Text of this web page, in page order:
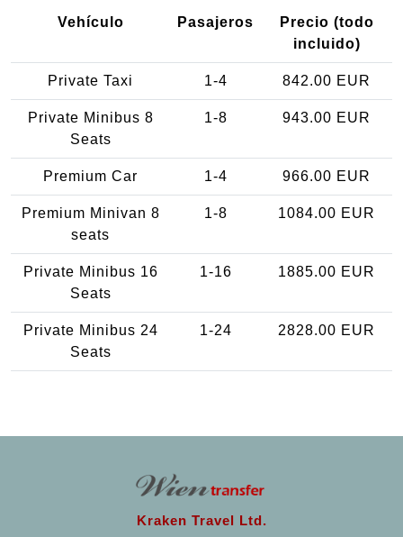
Vehículo Pasajeros
Precio (todo
incluido)
Private Taxi 1-4 842.00 EUR
Private Minibus 8
Seats
1-8 943.00 EUR
Premium Car 1-4 966.00 EUR
Premium Minivan 8
seats
1-8 1084.00 EUR
Private Minibus 16
Seats
1-16 1885.00 EUR
Private Minibus 24
Seats
1-24 2828.00 EUR
Kraken Travel Ltd.